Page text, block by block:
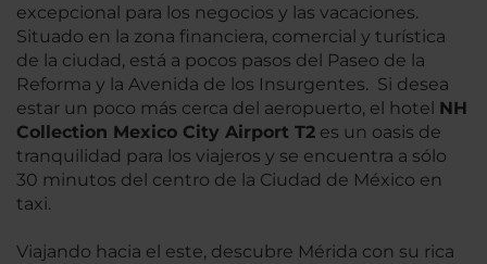
excepcional para los negocios y las vacaciones.
Situado en la zona financiera, comercial y turística
de la ciudad, está a pocos pasos del Paseo de la
Reforma y la Avenida de los Insurgentes. Si desea
estar un poco más cerca del aeropuerto, el hotel NH
Collection Mexico City Airport T2 es un oasis de
tranquilidad para los viajeros y se encuentra a sólo
30 minutos del centro de la Ciudad de México en
taxi.
Viajando hacia el este, descubre Mérida con su rica